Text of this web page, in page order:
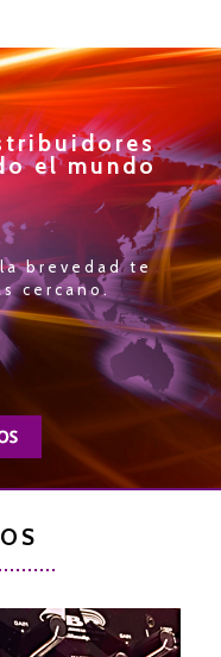
el mundo
brevedad te
cercano.